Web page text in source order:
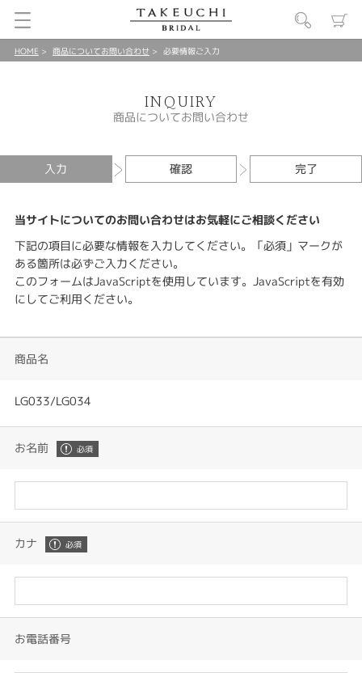
HOME 商品についてお問い合わせ 必要情報ご入力
INQUIRY
商品についてお問い合わせ
入力 確認 完了
当サイトについてのお問い合わせはお気軽にご相談ください
下記の項目に必要な情報を入力してください。「必須」マークが
ある箇所は必ずご入力ください。
このフォームはJavaScriptを使用しています。JavaScriptを有効
にしてご利用ください。
商品名
LG033/LG034
お名前
カナ
お電話番号